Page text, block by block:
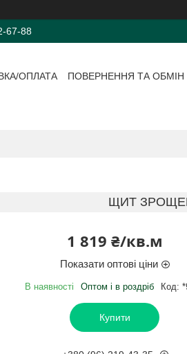
67-88
ОПЛАТА ПОВЕРНЕННЯ ТА ОБМІН
ЩИТ
1 819 ₴/кв.м
Показати оптові ціни
В наявності Оптом і в роздріб Код:
Купити